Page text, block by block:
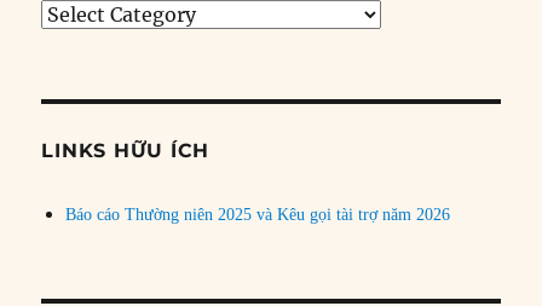
Tìm
đề
LINKS HỮU ÍCH
Báo cáo Thường niên 2025 và Kêu gọi tài trợ năm 2026